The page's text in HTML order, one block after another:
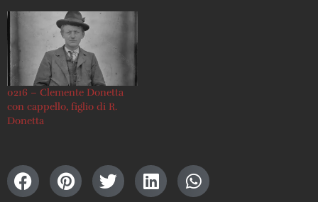
0216 – Clemente Donetta
con cappello, figlio di R.
Donetta